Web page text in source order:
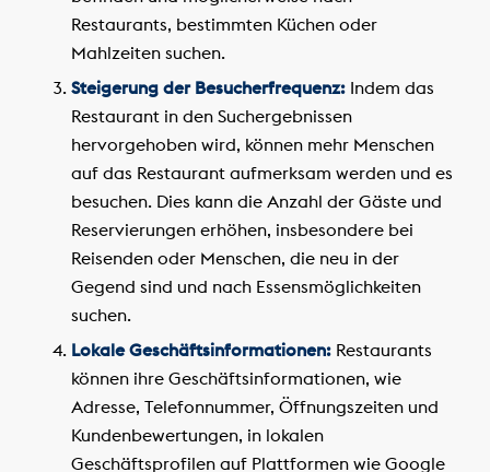
Restaurants, bestimmten Küchen oder
Mahlzeiten suchen.
Steigerung der Besucherfrequenz:Indem das
Restaurant in den Suchergebnissen
hervorgehoben wird, können mehr Menschen
auf das Restaurant aufmerksam werden und es
besuchen. Dies kann die Anzahl der Gäste und
Reservierungen erhöhen, insbesondere bei
Reisenden oder Menschen, die neu in der
Gegend sind und nach Essensmöglichkeiten
suchen.
Lokale Geschäftsinformationen:Restaurants
können ihre Geschäftsinformationen, wie
Adresse, Telefonnummer, Öffnungszeiten und
Kundenbewertungen, in lokalen
Geschäftsprofilen auf Plattformen wie Google